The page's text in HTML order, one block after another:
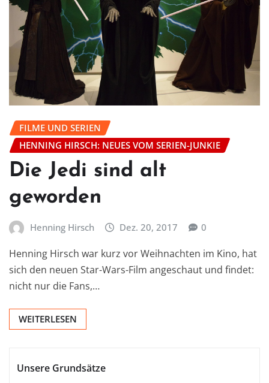
FILME UND SERIEN
HENNING HIRSCH: NEUES VOM SERIEN-JUNKIE
Die Jedi sind alt
geworden
Henning Hirsch Dez. 20, 2017 0
Henning Hirsch war kurz vor Weihnachten im Kino, hat
sich den neuen Star-Wars-Film angeschaut und findet:
nicht nur die Fans,…
WEITERLESEN
Unsere Grundsätze